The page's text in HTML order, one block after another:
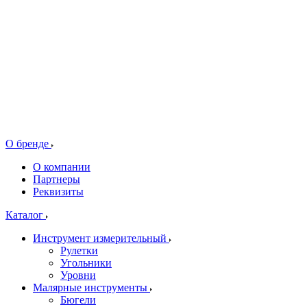
О бренде
О компании
Партнеры
Реквизиты
Каталог
Инструмент измерительный
Рулетки
Угольники
Уровни
Малярные инструменты
Бюгели